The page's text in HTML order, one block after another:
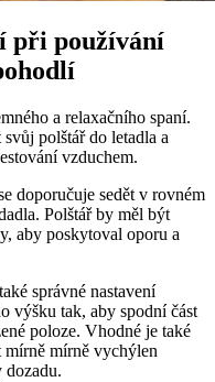
při ⁣používání
a‌ relaxačního​ spaní.
polštář‍ do letadla ‌a
vzduchem.
​doporučuje ​sedět v rovném
Polštář ⁣by měl‌ být
aby poskytoval oporu a
správné‌ nastavení
výšku tak, aby spodní část
⁤poloze. ​Vhodné je⁤ také
mírně ⁢mírně vychýlen
dozadu.